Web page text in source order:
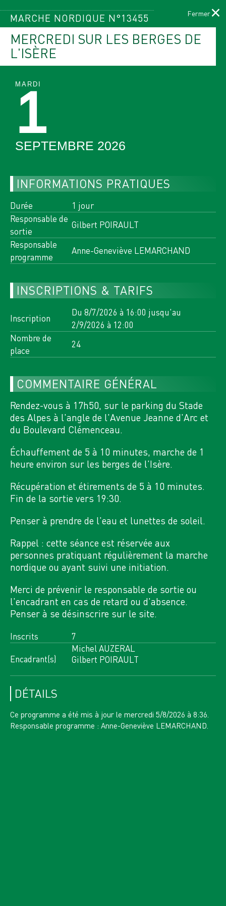
Menu
ACCUEIL PAGE ACTUELLE :
PROGRAMME DES ACTIVITÉS
FILTRER PAR ACTIVITÉS
Toutes les activités de cette
semaine
7VE
AOÛT 2026
CHARTREUSE, 3334 OT 3335
OT
5 INSCRITS
n°13285
RANDO PLUS
LE BEC CHARVET
8SA
AOÛT 2026
> 10LU
AOÛT 2026
8 INSCRITS
RANDO PLUS
8SA
AOÛT 2026
BEAUFORTIN, 3532 OT
0 INSCRITS
G1: 0 / G2: 0
n°13476
POINTE DE LA GRANDE JOURNEE (2460 M)
- REFUGE DES AROLLES (1908 M)
PROGRAMME ANNULÉ
8
4 INSCRITS
MARCHE NORDIQUE N°13455
MERCREDI SUR LES BERGES DE
L'ISÈRE
MARDI
1
SEPTEMBRE 2026
INFORMATIONS PRATIQUES
Durée
1 jour
Responsable de
sortie
Gilbert POIRAULT
Responsable
programme
Anne-Geneviève LEMARCHAND
INSCRIPTIONS & TARIFS
Inscription
Du 8/7/2026 à 16:00 jusqu'au
2/9/2026 à 12:00
Nombre de
place
24
COMMENTAIRE GÉNÉRAL
Rendez-vous à 17h50, sur le parking du Stade
des Alpes à l'angle de l'Avenue Jeanne d'Arc et
du Boulevard Clémenceau.
Échauffement de 5 à 10 minutes, marche de 1
heure environ sur les berges de l'Isère.
Récupération et étirements de 5 à 10 minutes.
Fin de la sortie vers 19:30.
Penser à prendre de l'eau et lunettes de soleil.
Rappel : cette séance est réservée aux
personnes pratiquant régulièrement la marche
nordique ou ayant suivi une initiation.
Merci de prévenir le responsable de sortie ou
l'encadrant en cas de retard ou d'absence.
Penser à se désinscrire sur le site.
Inscrits 7
Encadrant(s)
Michel AUZERAL
Gilbert POIRAULT
DÉTAILS
Ce programme a été mis à jour le mercredi 5/8/2026 à 8:36.
Responsable programme : Anne-Geneviève LEMARCHAND.
×